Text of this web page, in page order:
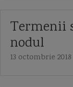
Termenii
nodul
13 octombrie 2018